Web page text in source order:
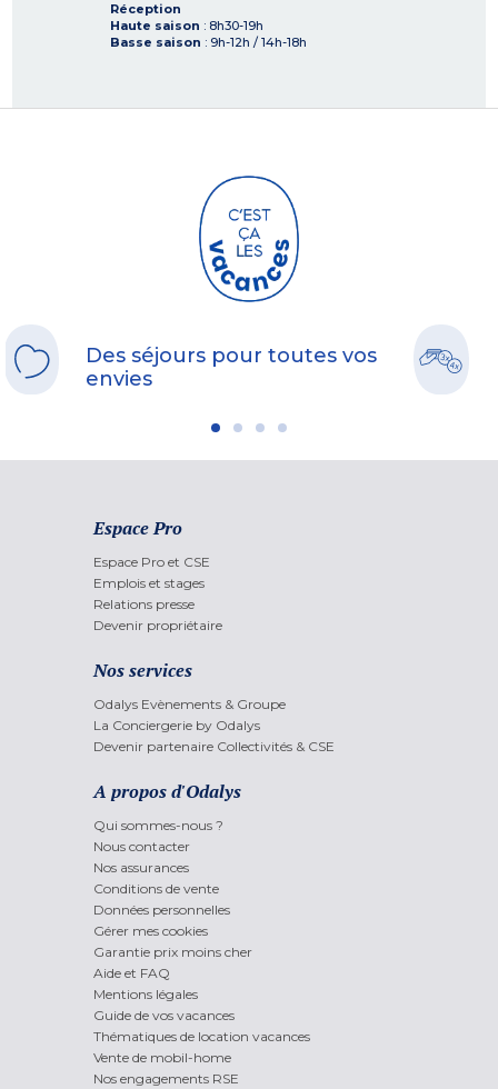
Réception
Haute saison : 8h30-19h
Basse saison : 9h-12h / 14h-18h
Des séjours pour toutes vos
envies
Espace Pro
Espace Pro et CSE
Emplois et stages
Relations presse
Devenir propriétaire
Nos services
Odalys Evènements & Groupe
La Conciergerie by Odalys
Devenir partenaire Collectivités & CSE
A propos d'Odalys
Qui sommes-nous ?
Nous contacter
Nos assurances
Conditions de vente
Données personnelles
Gérer mes cookies
Garantie prix moins cher
Aide et FAQ
Mentions légales
Guide de vos vacances
Thématiques de location vacances
Vente de mobil-home
Nos engagements RSE